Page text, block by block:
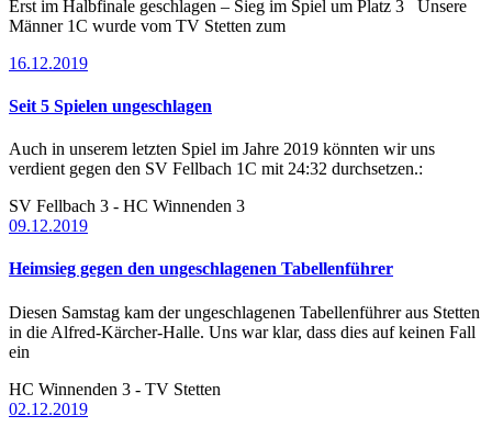
Erst im Halbfinale geschlagen – Sieg im Spiel um Platz 3 Unsere
Männer 1C wurde vom TV Stetten zum
16.12.2019
Seit 5 Spielen ungeschlagen
Auch in unserem letzten Spiel im Jahre 2019 könnten wir uns
verdient gegen den SV Fellbach 1C mit 24:32 durchsetzen.:
SV Fellbach 3 - HC Winnenden 3
09.12.2019
Heimsieg gegen den ungeschlagenen Tabellenführer
Diesen Samstag kam der ungeschlagenen Tabellenführer aus Stetten
in die Alfred-Kärcher-Halle. Uns war klar, dass dies auf keinen Fall
ein
HC Winnenden 3 - TV Stetten
02.12.2019